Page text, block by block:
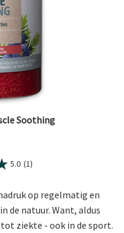
Soothing
5.0 (1)
op regelmatig en
de natuur. Want, aldus
ziekte - ook in de sport.